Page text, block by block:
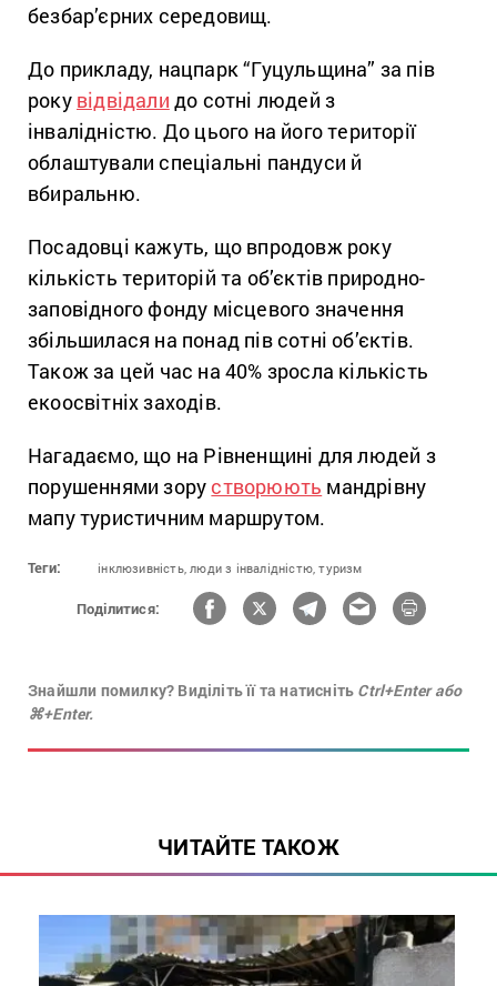
безбар’єрних середовищ.
До прикладу, нацпарк “Гуцульщина” за пів
року відвідали до сотні людей з
інвалідністю. До цього на його території
облаштували спеціальні пандуси й
вбиральню.
Посадовці кажуть, що впродовж року
кількість територій та об’єктів природно-
заповідного фонду місцевого значення
збільшилася на понад пів сотні об’єктів.
Також за цей час на 40% зросла кількість
екоосвітніх заходів.
Нагадаємо, що на Рівненщині для людей з
порушеннями зору створюють мандрівну
мапу туристичним маршрутом.
Теги: інклюзивність, люди з інвалідністю, туризм
Поділитися:
Знайшли помилку? Виділіть її та натисніть Ctrl+Enter або
⌘+Enter.
ЧИТАЙТЕ ТАКОЖ